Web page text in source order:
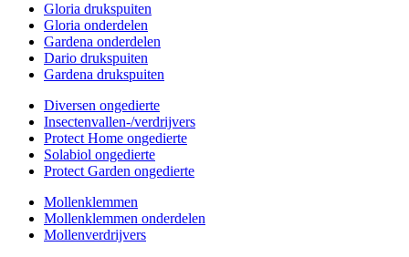
Gloria drukspuiten
Gloria onderdelen
Gardena onderdelen
Dario drukspuiten
Gardena drukspuiten
Diversen ongedierte
Insectenvallen-/verdrijvers
Protect Home ongedierte
Solabiol ongedierte
Protect Garden ongedierte
Mollenklemmen
Mollenklemmen onderdelen
Mollenverdrijvers